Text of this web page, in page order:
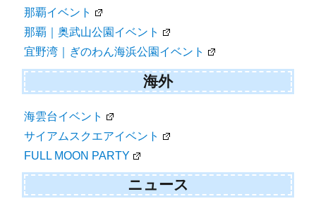
那覇イベント
那覇｜奥武山公園イベント
宜野湾｜ぎのわん海浜公園イベント
海外
海雲台イベント
サイアムスクエアイベント
FULL MOON PARTY
ニュース